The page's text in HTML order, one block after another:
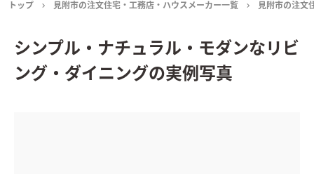
トップ
見附市の注文住宅・工務店・ハウスメーカー一覧 見附市の注文
シンプル・ナチュラル・モダンなリビ
ング・ダイニングの実例写真